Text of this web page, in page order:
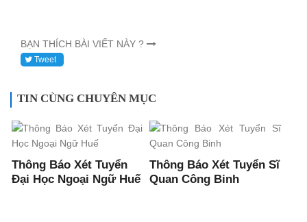
BẠN THÍCH BÀI VIẾT NÀY ?
Tweet
TIN CÙNG CHUYÊN MỤC
Thông Báo Xét Tuyển
Đại Học Ngoại Ngữ Huế
Thông Báo Xét Tuyển Sĩ
Quan Công Binh